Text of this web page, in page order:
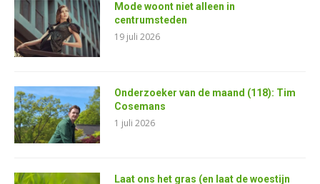
Mode woont niet alleen in
centrumsteden
19 juli 2026
Onderzoeker van de maand (118): Tim
Cosemans
1 juli 2026
Laat ons het gras (en laat de woestijn